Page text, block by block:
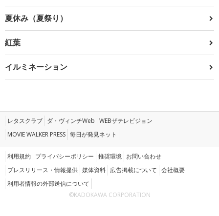
夏休み（夏祭り）
紅葉
イルミネーション
レタスクラブ ダ・ヴィンチWeb WEBザテレビジョン
MOVIE WALKER PRESS 毎日が発見ネット
利用規約 プライバシーポリシー 推奨環境 お問い合わせ
プレスリリース・情報提供 媒体資料 広告掲載について 会社概要
利用者情報の外部送信について
©KADOKAWA CORPORATION